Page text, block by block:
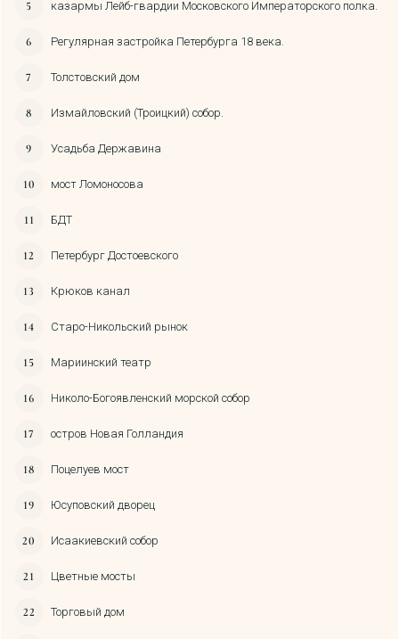
казармы Лейб-гвардии Московского Императорского полка.
Регулярная застройка Петербурга 18 века.
Толстовский дом
Измайловский (Троицкий) собор.
Усадьба Державина
мост Ломоносова
БДТ
Петербург Достоевского
Крюков канал
Старо-Никольский рынок
Мариинский театр
Николо-Богоявленский морской собор
остров Новая Голландия
Поцелуев мост
Юсуповский дворец
Исаакиевский собор
Цветные мосты
Торговый дом